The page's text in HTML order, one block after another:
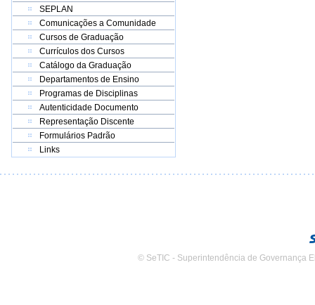
SEPLAN
Comunicações a Comunidade
Cursos de Graduação
Currículos dos Cursos
Catálogo da Graduação
Departamentos de Ensino
Programas de Disciplinas
Autenticidade Documento
Representação Discente
Formulários Padrão
Links
© SeTIC - Superintendência de Governança